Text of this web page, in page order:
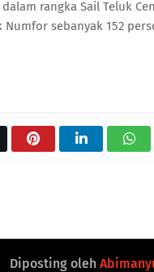
dalam rangka Sail Teluk
Numfor sebanyak 152
Diposting oleh